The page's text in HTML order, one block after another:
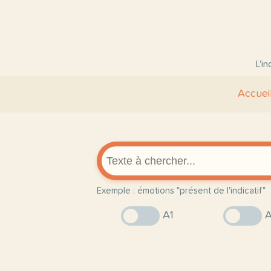
Exemple : émotions "présent de l'indicatif"
A1